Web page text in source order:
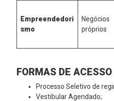
Empreendedori
smo
Negócios
próprios
FORMAS DE
Processo Seletivo de
Vestibular Agendado;